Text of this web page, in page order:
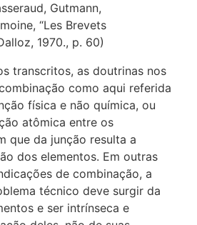
Gutmann,
“Les Brevets
1970., p. 60)
transcritos, as doutrinas nos
como aqui referida
física e não química, ou
atômica entre os
que da junção resulta a
dos elementos. Em outras
de combinação, a
técnico deve surgir da
e ser intrínseca e